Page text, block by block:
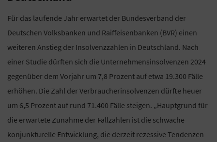
Für das laufende Jahr erwartet der Bundesverband der
Deutschen Volksbanken und Raiffeisenbanken (BVR) einen
weiteren Anstieg der Insolvenzzahlen in Deutschland. Nach
einer Studie dürften sich die Unternehmensinsolvenzen 2024
gegenüber dem Vorjahr um 7,8 Prozent auf etwa 19.300 Fälle
erhöhen. Die Zahl der Verbraucherinsolvenzen dürfte heuer
um 6,5 Prozent auf rund 71.400 Fälle steigen. „Hauptgrund für
die erwartete Zunahme der Fallzahlen ist die schwache
konjunkturelle Entwicklung, die derzeit rezessive Tendenzen